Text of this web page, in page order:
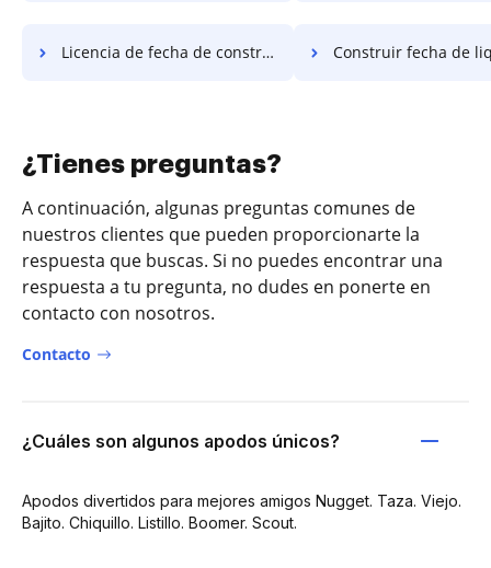
Licencia de fecha de construcción Construir fecha de
¿Tienes preguntas?
A continuación, algunas preguntas comunes de
nuestros clientes que pueden proporcionarte la
respuesta que buscas. Si no puedes encontrar una
respuesta a tu pregunta, no dudes en ponerte en
contacto con nosotros.
Contacto
¿Cuáles son algunos apodos únicos?
Apodos divertidos para mejores amigos Nugget. Taza. Viejo.
Bajito. Chiquillo. Listillo. Boomer. Scout.